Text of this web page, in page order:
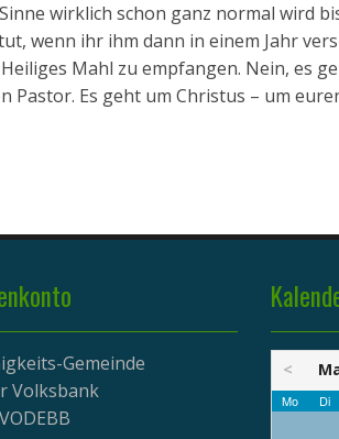
wirklich schon ganz normal wird
wenn ihr ihm dann in einem Jahr
Mahl zu empfangen. Nein, es
Es geht um Christus – um
Gemeinde
Volksbank
<
Mo Di